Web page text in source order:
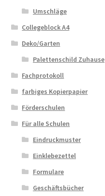
Umschläge
Collegeblock A4
Deko/Garten
Palettenschild Zuhause
Fachprotokoll
farbiges Kopierpapier
Förderschulen
Für alle Schulen
Eindruckmuster
Einklebezettel
Formulare
Geschäftsbücher